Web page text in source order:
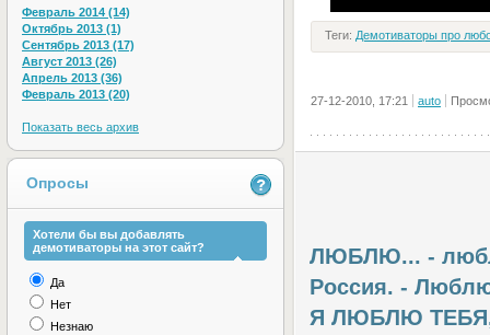
Теги: Демотиваторы про
27-12-2010, 17:21 auto
ЛЮБЛЮ... -
Россия. -
Я ЛЮБЛЮ
Февраль 2014 (14)
Октябрь 2013 (1)
Сентябрь 2013 (17)
Август 2013 (26)
Апрель 2013 (36)
Февраль 2013 (20)
Показать весь архив
Опросы
Хотели бы вы добавлять
демотиваторы на этот сайт?
Да
Нет
Незнаю